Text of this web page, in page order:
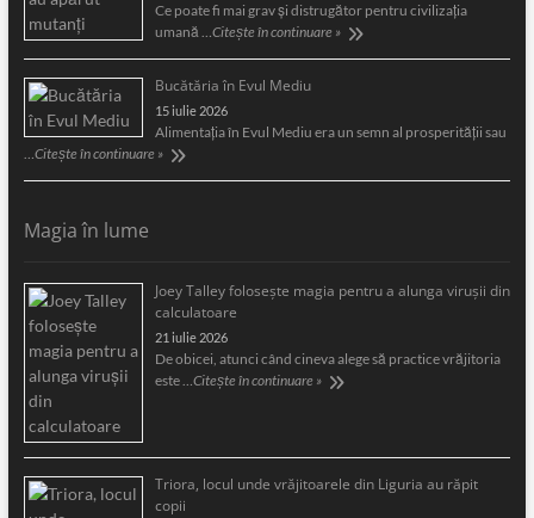
Ce poate fi mai grav și distrugător pentru civilizația
umană …Citește în continuare »
Bucătăria în Evul Mediu
15 iulie 2026
Alimentaţia în Evul Mediu era un semn al prosperităţii sau
…Citește în continuare »
Magia în lume
Joey Talley foloseşte magia pentru a alunga viruşii din
calculatoare
21 iulie 2026
De obicei, atunci când cineva alege să practice vrăjitoria
este …Citește în continuare »
Triora, locul unde vrăjitoarele din Liguria au răpit
copii